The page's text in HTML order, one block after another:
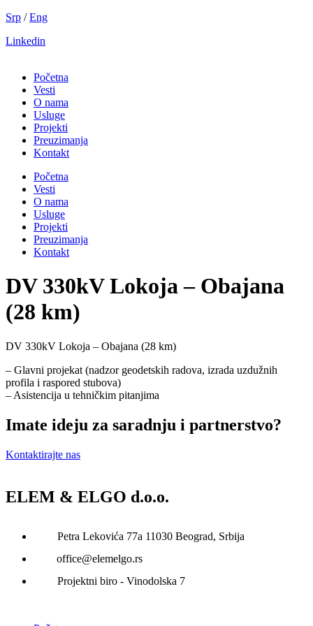
Скочите
садржај
Srp /Eng
Linkedin
Početna
Vesti
O nama
Usluge
Projekti
Preuzimanja
Kontakt
Početna
Vesti
O nama
Usluge
Projekti
Preuzimanja
Kontakt
DV 330kV Lokoja – Obajana
(28 km)
DV 330kV Lokoja – Obajana (28 km)
– Glavni projekat (nadzor geodetskih radova, izrada uzdužnih
profila i raspored stubova)
– Asistencija u tehničkim pitanjima
Imate ideju za saradnju i partnerstvo?
Kontaktirajte nas
ELEM & ELGO d.o.o.
Petra Lekovića 77а 11030 Beograd, Srbija
office@elemelgo.rs
Projektni biro - Vinodolska 7